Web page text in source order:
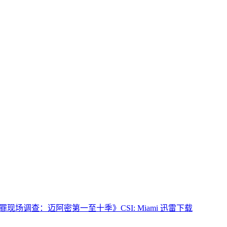
现场调查：迈阿密第一至十季》CSI: Miami 迅雷下载